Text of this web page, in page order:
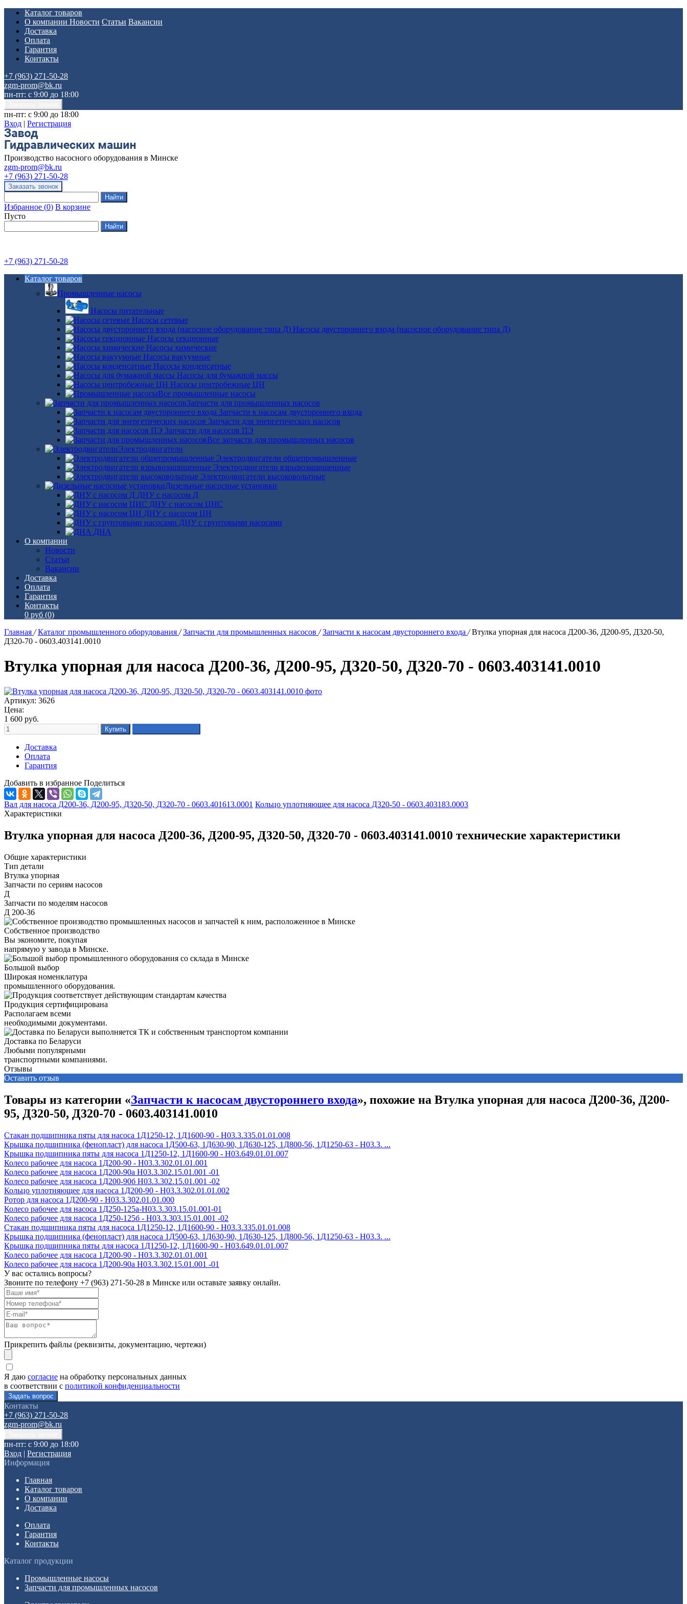
Каталог товаров
О компании Новости Статьи Вакансии
Доставка
Оплата
Гарантия
Контакты
+7 (963) 271-50-28
zgm-prom@bk.ru
пн-пт: с 9:00 до 18:00
пн-пт: с 9:00 до 18:00
Вход | Регистрация
Производство насосного оборудования в Минске
zgm-prom@bk.ru
+7 (963) 271-50-28
Избранное (0) В корзине
Пусто
+7 (963) 271-50-28
Каталог товаров
Промышленные насосы
Насосы питательные
Насосы сетевые
Насосы двустороннего входа (насосное оборудование типа Д)
Насосы секционные
Насосы химические
Насосы вакуумные
Насосы конденсатные
Насосы для бумажной массы
Насосы центробежные ЦН
Все промышленные насосы
Запчасти для промышленных насосов
Запчасти к насосам двустороннего входа
Запчасти для энергетических насосов
Запчасти для насосов ПЭ
Все запчасти для промышленных насосов
Электродвигатели
Электродвигатели общепромышленные
Электродвигатели взрывозащищенные
Электродвигатели высоковольтные
Дизельные насосные установки
ДНУ с насосом Д
ДНУ с насосом ЦНС
ДНУ с насосом ЦН
ДНУ с грунтовыми насосами
ДНА
О компании
Новости
Статьи
Вакансии
Доставка
Оплата
Гарантия
Контакты
0 руб (0)
Главная / Каталог промышленного оборудования / Запчасти для промышленных насосов / Запчасти к насосам двустороннего входа / Втулка упорная для насоса Д200-36, Д200-95, Д320-50,
Д320-70 - 0603.403141.0010
Втулка упорная для насоса Д200-36, Д200-95, Д320-50, Д320-70 - 0603.403141.0010
Артикул: 3626
Цена:
1 600 руб.
Доставка
Оплата
Гарантия
Добавить в избранное Поделиться
Вал для насоса Д200-36, Д200-95, Д320-50, Д320-70 - 0603.401613.0001 Кольцо уплотняющее для насоса Д320-50 - 0603.403183.0003
Характеристики
Втулка упорная для насоса Д200-36, Д200-95, Д320-50, Д320-70 - 0603.403141.0010 технические характеристики
Общие характеристики
Тип детали
Втулка упорная
Запчасти по сериям насосов
Д
Запчасти по моделям насосов
Д 200-36
Собственное производство
Вы экономите, покупая
напрямую у завода в Минске.
Большой выбор
Широкая номенклатура
промышленного оборудования.
Продукция сертифицирована
Располагаем всеми
необходимыми документами.
Доставка по Беларуси
Любыми популярными
транспортными компаниями.
Отзывы
Оставить отзыв
Товары из категории «Запчасти к насосам двустороннего входа», похожие на Втулка упорная для насоса Д200-36, Д200-
95, Д320-50, Д320-70 - 0603.403141.0010
Стакан подшипника пяты для насоса 1Д1250-12, 1Д1600-90 - Н03.3.335.01.01.008
Крышка подшипника (фенопласт) для насоса 1Д500-63, 1Д630-90, 1Д630-125, 1Д800-56, 1Д1250-63 - Н03.3. ...
Крышка подшипника пяты для насоса 1Д1250-12, 1Д1600-90 - Н03.649.01.01.007
Колесо рабочее для насоса 1Д200-90 - H03.3.302.01.01.001
Колесо рабочее для насоса 1Д200-90а H03.3.302.15.01.001 -01
Колесо рабочее для насоса 1Д200-90б H03.3.302.15.01.001 -02
Кольцо уплотняющее для насоса 1Д200-90 - Н03.3.302.01.01.002
Ротор для насоса 1Д200-90 - Н03.3.302.01.01.000
Колесо рабочее для насоса 1Д250-125а-Н03.3.303.15.01.001-01
Колесо рабочее для насоса 1Д250-125б - Н03.3.303.15.01.001 -02
Стакан подшипника пяты для насоса 1Д1250-12, 1Д1600-90 - Н03.3.335.01.01.008
Крышка подшипника (фенопласт) для насоса 1Д500-63, 1Д630-90, 1Д630-125, 1Д800-56, 1Д1250-63 - Н03.3. ...
Крышка подшипника пяты для насоса 1Д1250-12, 1Д1600-90 - Н03.649.01.01.007
Колесо рабочее для насоса 1Д200-90 - H03.3.302.01.01.001
Колесо рабочее для насоса 1Д200-90а H03.3.302.15.01.001 -01
У вас остались вопросы?
Звоните по телефону +7 (963) 271-50-28 в Минске или оставьте заявку онлайн.
Прикрепить файлы (реквизиты, документацию, чертежи)
Я даю согласие на обработку персональных данных
в соответствии с политикой конфиденциальности
Контакты
+7 (963) 271-50-28
zgm-prom@bk.ru
пн-пт: с 9:00 до 18:00
Вход | Регистрация
Информация
Главная
Каталог товаров
О компании
Доставка
Оплата
Гарантия
Контакты
Каталог продукции
Промышленные насосы
Запчасти для промышленных насосов